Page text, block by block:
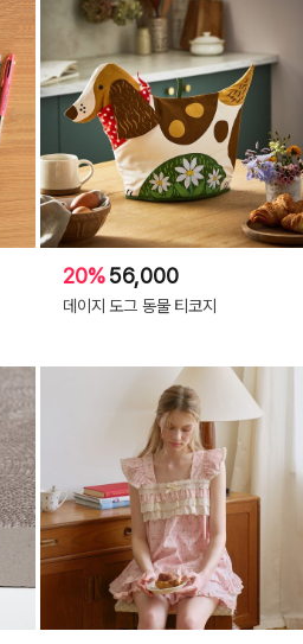
20%56,000
데이지 도그 동물 티코지